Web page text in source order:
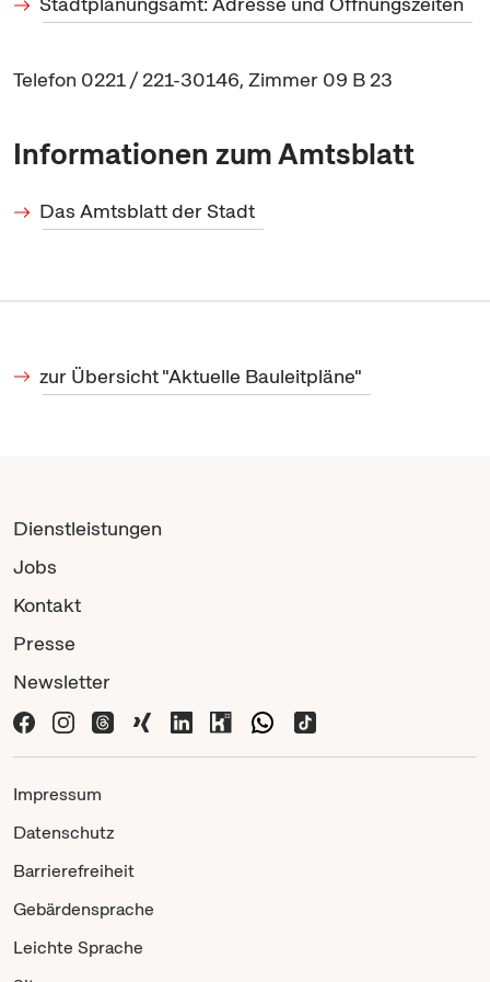
Telefon 0221 / 221-30146, Zimmer 09 B 23
Informationen zum Amtsblatt
Das Amtsblatt der Stadt
zur Übersicht "Aktuelle Bauleitpläne"
Dienstleistungen
Jobs
Kontakt
Presse
Newsletter
Impressum
Datenschutz
Barrierefreiheit
Gebärdensprache
Leichte Sprache